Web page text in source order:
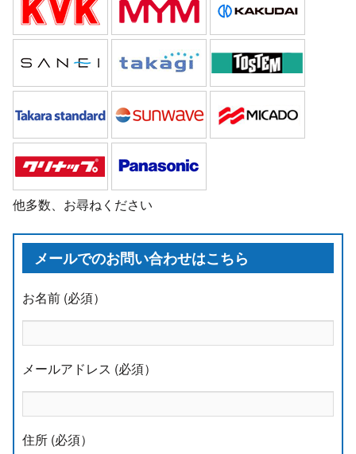
他多数、お尋ねください
メールでのお問い合わせはこちら
お名前 (必須）
メールアドレス (必須）
住所 (必須）